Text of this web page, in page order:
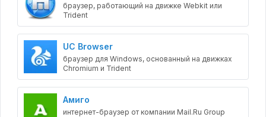
браузер, работающий на движке Webkit или
Trident
UC Browser
браузер для Windows, основанный на движках
Chromium и Trident
Амиго
интернет-браузер от компании Mail.Ru Group